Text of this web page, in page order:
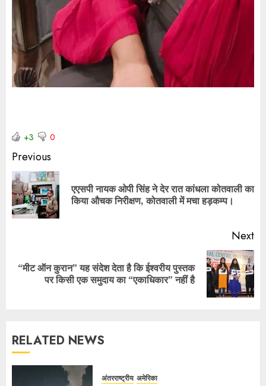
+3 0
Previous
एएसपी नायक ओपी सिंह ने देर रात कांधला कोतवाली का
किया औचक निरीक्षण, कोतवाली में मचा हड़कम्प।
Next
“मीट ऑन कुरान” यह संदेश देता है कि ईश्वरीय पुस्तक
पर किसी एक समुदाय का “एकाधिकार” नहीं है
RELATED NEWS
अंतरराष्ट्रीय अमेरिका